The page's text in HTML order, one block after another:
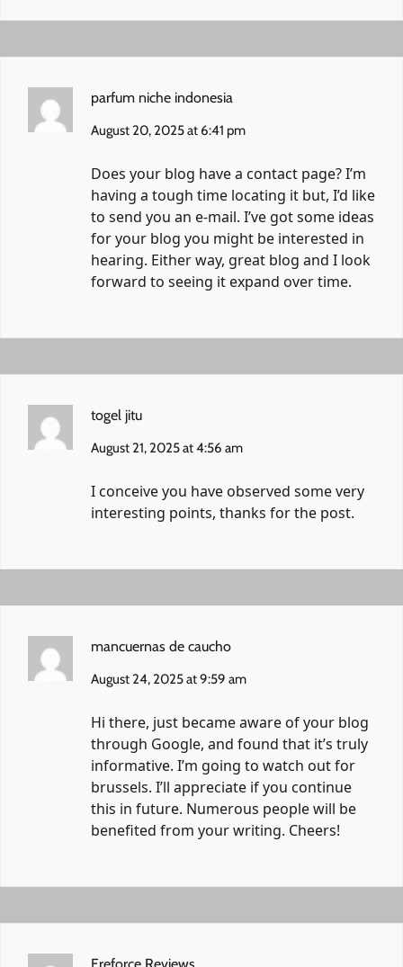
parfum niche indonesia
August 20, 2025 at 6:41 pm
Does your blog have a contact page? I’m
having a tough time locating it but, I’d like
to send you an e-mail. I’ve got some ideas
for your blog you might be interested in
hearing. Either way, great blog and I look
forward to seeing it expand over time.
togel jitu
August 21, 2025 at 4:56 am
I conceive you have observed some very
interesting points, thanks for the post.
mancuernas de caucho
August 24, 2025 at 9:59 am
Hi there, just became aware of your blog
through Google, and found that it’s truly
informative. I’m going to watch out for
brussels. I’ll appreciate if you continue
this in future. Numerous people will be
benefited from your writing. Cheers!
Ereforce Reviews